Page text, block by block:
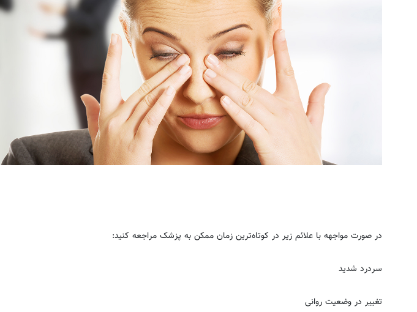
در صورت مواجهه با علائم زیر در کوتاه‌ترین زمان ممکن به پزشک مراجعه کنید:
سردرد شدید
تغییر در وضعیت روانی